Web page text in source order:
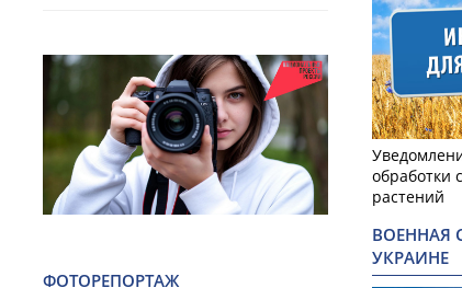
ФОТОРЕПОРТАЖ
обработки
растений
ВОЕННАЯ
УКРАИНЕ